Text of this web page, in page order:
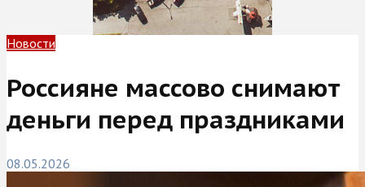
Новости
Россияне массово снимают
деньги перед праздниками
08.05.2026